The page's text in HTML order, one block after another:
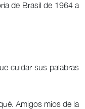
de Brasil de 1964 a
cuidar sus palabras
Amigos míos de la